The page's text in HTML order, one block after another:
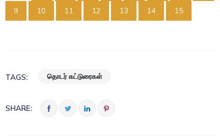
9 10 11 12 13 14 15
TAGS: தொடர் கட்டுரைகள்
SHARE: